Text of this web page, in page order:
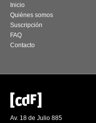
Inicio
Quiénes somos
Suscripción
FAQ
Contacto
Av. 18 de Julio 885